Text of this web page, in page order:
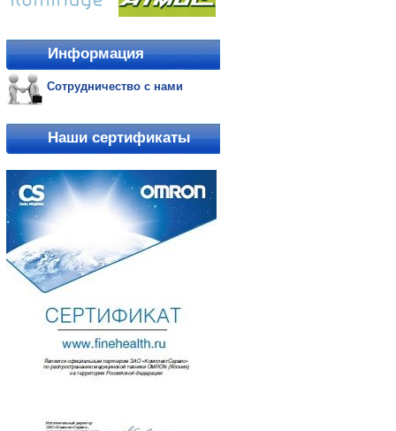
Информация
Сотрудничество с нами
Наши сертификаты